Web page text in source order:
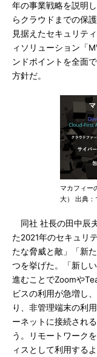
年の事業戦略を説明
らクラウドまでの保
見据えたセキュリテ
ィソリューション「
ンドポイントを全面
方針だ。
マカフィー
大） 出典：
同社 社長の田中辰
た2021年のセキュリ
たな脅威と敵」「新
つを挙げた。「新し
進むことでZoomや
ビスの利用が急増し
り、非管理端末の利
ーネットに接続され
う。リモートワーク
ィスとして利用する